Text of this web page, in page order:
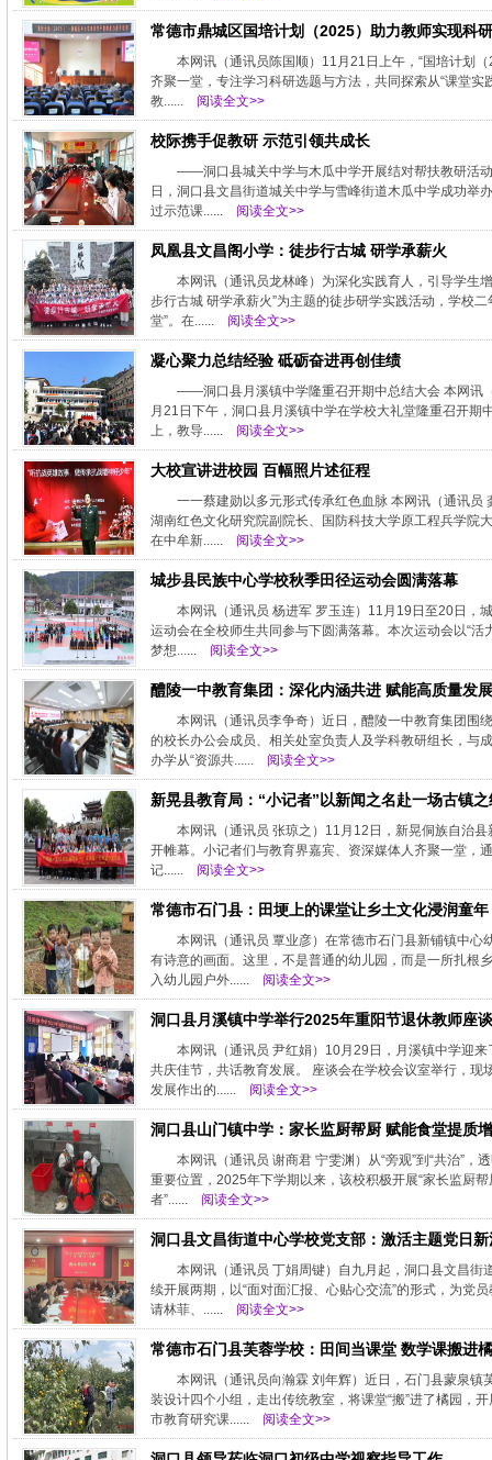
常德市鼎城区国培计划（2025）助力教师实现科
本网讯（通讯员陈国顺）11月21日上午，“国培计划
齐聚一堂，专注学习科研选题与方法，共同探索从“课堂
教......
阅读全文>>
校际携手促教研 示范引领共成长
——洞口县城关中学与木瓜中学开展结对帮扶教研活
日，洞口县文昌街道城关中学与雪峰街道木瓜中学成功举
过示范课......
阅读全文>>
凤凰县文昌阁小学：徒步行古城 研学承薪火
本网讯（通讯员龙林峰）为深化实践育人，引导学生
步行古城 研学承薪火”为主题的徒步研学实践活动，学校
堂”。在......
阅读全文>>
凝心聚力总结经验 砥砺奋进再创佳绩
——洞口县月溪镇中学隆重召开期中总结大会 本网讯
月21日下午，洞口县月溪镇中学在学校大礼堂隆重召开
上，教导......
阅读全文>>
大校宣讲进校园 百幅照片述征程
一一蔡建勋以多元形式传承红色血脉 本网讯（通讯
湖南红色文化研究院副院长、国防科技大学原工程兵学院
在中牟新......
阅读全文>>
城步县民族中心学校秋季田径运动会圆满落幕
本网讯（通讯员 杨进军 罗玉连）11月19日至20日，
运动会在全校师生共同参与下圆满落幕。本次运动会以“
梦想......
阅读全文>>
醴陵一中教育集团：深化内涵共进 赋能高质量发展
本网讯（通讯员李争奇）近日，醴陵一中教育集团围
的校长办公会成员、相关处室负责人及学科教研组长，与
办学从“资源共......
阅读全文>>
新晃县教育局：“小记者”以新闻之名赴一场古镇之
本网讯（通讯员 张琼之）11月12日，新晃侗族自治
开帷幕。小记者们与教育界嘉宾、资深媒体人齐聚一堂，
记......
阅读全文>>
常德市石门县：田埂上的课堂让乡土文化浸润童年
本网讯（通讯员 覃业彦）在常德市石门县新铺镇中
有诗意的画面。这里，不是普通的幼儿园，而是一所扎根
入幼儿园户外......
阅读全文>>
洞口县月溪镇中学举行2025年重阳节退休教师座
本网讯（通讯员 尹红娟）10月29日，月溪镇中学迎
共庆佳节，共话教育发展。 座谈会在学校会议室举行，
发展作出的......
阅读全文>>
洞口县山门镇中学：家长监厨帮厨 赋能食堂提质
本网讯（通讯员 谢商君 宁雯渊）从“旁观”到“共治”
重要位置，2025年下学期以来，该校积极开展“家长监厨
者”......
阅读全文>>
洞口县文昌街道中心学校党支部：激活主题党日新
本网讯（通讯员 丁娟周键）自九月起，洞口县文昌街
续开展两期，以“面对面汇报、心贴心交流”的形式，为党
请林菲、......
阅读全文>>
常德市石门县芙蓉学校：田间当课堂 数学课搬进
本网讯（通讯员向瀚霖 刘年辉）近日，石门县蒙泉
装设计四个小组，走出传统教室，将课堂“搬”进了橘园
市教育研究课......
阅读全文>>